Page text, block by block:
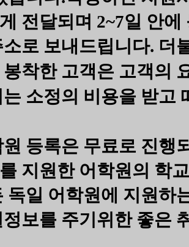
전달되며 2~7일 안
로 보내드립니다. 더
착한 고객은 고객의
소정의 비용을 받고
원 등록은 무료로 진행
지원한 어학원의 학
독일 어학원에 지원하
보를 주기위한 좋은